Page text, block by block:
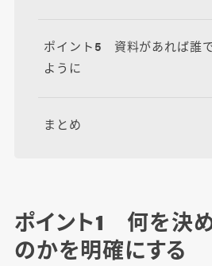
ポイント5 資料があれば誰
ように
まとめ
ポイント1 何を決
のかを明確にする